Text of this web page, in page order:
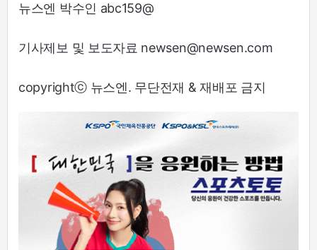
뉴스엔 박수인 abc159@
기사제보 및 보도자료 newsen@newsen.com
copyrightⓒ 뉴스엔. 무단전재 & 재배포 금지